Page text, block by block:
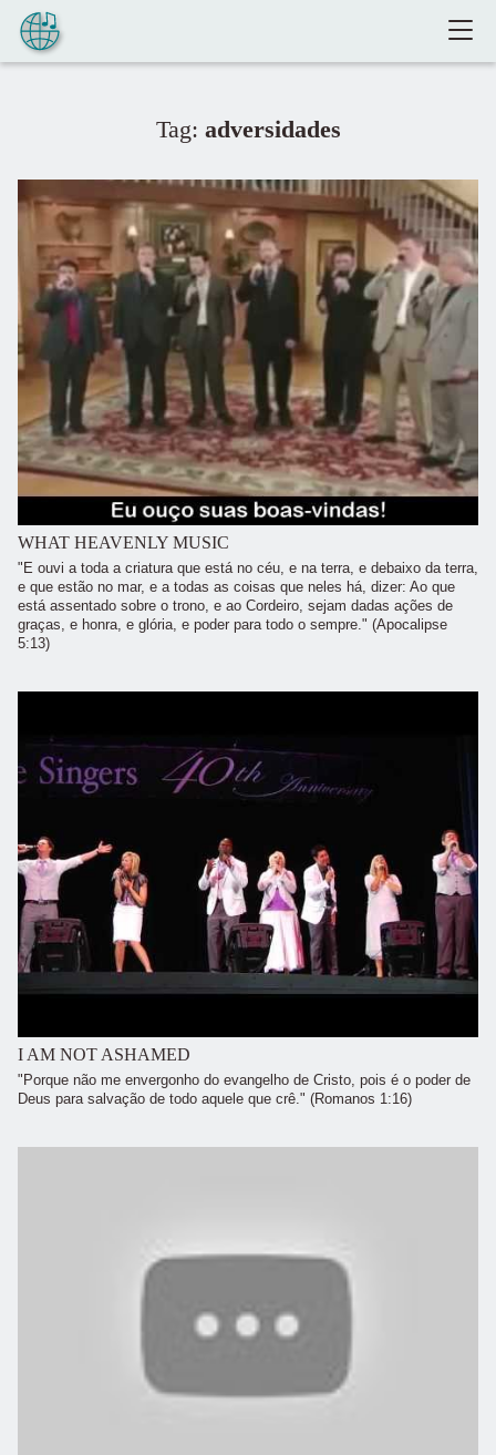
Pular para o conteúdo
Tag: adversidades
WHAT HEAVENLY MUSIC
"E ouvi a toda a criatura que está no céu, e na terra, e debaixo da terra,
e que estão no mar, e a todas as coisas que neles há, dizer: Ao que
está assentado sobre o trono, e ao Cordeiro, sejam dadas ações de
graças, e honra, e glória, e poder para todo o sempre." (Apocalipse
5:13)
I AM NOT ASHAMED
"Porque não me envergonho do evangelho de Cristo, pois é o poder de
Deus para salvação de todo aquele que crê." (Romanos 1:16)